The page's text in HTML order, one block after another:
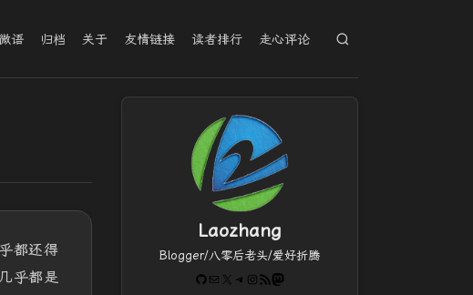
语 归档 关于 友情链接 读者排行 走心评论
都还得
乎都是
Laozhang
Blogger/八零后老头/爱好折腾
GitHub
电子邮件 X Telegram
Instagram
RSS FeedMastodon